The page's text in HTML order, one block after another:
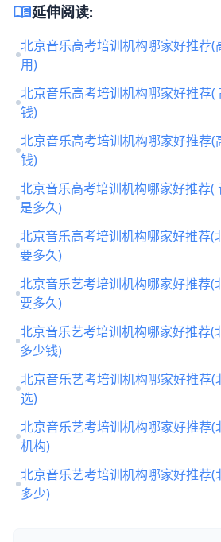
menu_book延伸阅读:
北京音乐高考培训机构哪家好推荐(
用)
北京音乐高考培训机构哪家好推荐(
钱)
北京音乐高考培训机构哪家好推荐(
钱)
北京音乐高考培训机构哪家好推荐(
是多久)
北京音乐高考培训机构哪家好推荐(
要多久)
北京音乐艺考培训机构哪家好推荐(
要多久)
北京音乐艺考培训机构哪家好推荐(
多少钱)
北京音乐艺考培训机构哪家好推荐(
选)
北京音乐艺考培训机构哪家好推荐(
机构)
北京音乐艺考培训机构哪家好推荐(
多少)